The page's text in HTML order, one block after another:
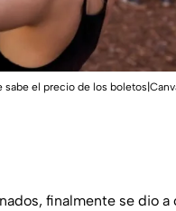
el precio de los
finalmente se dio a